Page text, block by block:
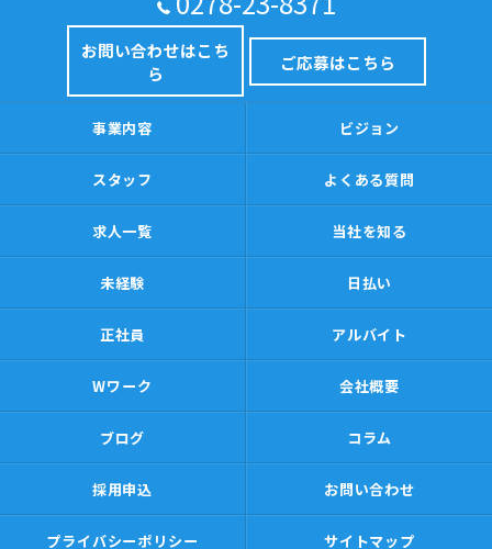
お問い合わせはこち
ら
ご応募はこちら
事業内容 ビジョン
スタッフ よくある質問
求人一覧 当社を知る
未経験 日払い
正社員 アルバイト
Wワーク 会社概要
ブログ コラム
採用申込 お問い合わせ
プライバシーポリシー サイトマップ